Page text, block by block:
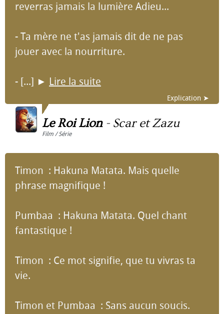
reverras jamais la lumière Adieu...
- Ta mère ne t'as jamais dit de ne pas
jouer avec la nourriture.
- [...] ► Lire la suite
Explication ➤
Le Roi Lion- Scar et Zazu
Film / Série
Timon : Hakuna Matata. Mais quelle
phrase magnifique !
Pumbaa : Hakuna Matata. Quel chant
fantastique !
Timon : Ce mot signifie, que tu vivras ta
vie.
Timon et Pumbaa : Sans aucun soucis.